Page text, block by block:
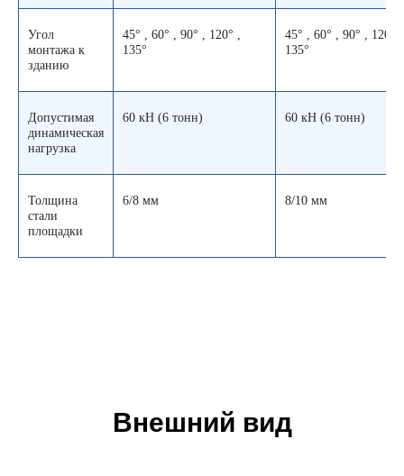
Угол
монтажа к
зданию
45° , 60° , 90° , 120° ,
135°
45° , 60° , 90° , 120° ,
135°
Допустимая
динамическая
нагрузка
60 кН (6 тонн) 60 кН (6 тонн)
Толщина
стали
площадки
6/8 мм 8/10 мм
Внешний вид